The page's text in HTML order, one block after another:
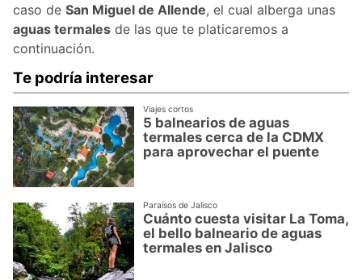
caso de San Miguel de Allende, el cual alberga unas
aguas termales de las que te platicaremos a
continuación.
Te podría interesar
Viajes cortos
5 balnearios de aguas
termales cerca de la CDMX
para aprovechar el puente
Paraísos de Jalisco
Cuánto cuesta visitar La Toma,
el bello balneario de aguas
termales en Jalisco